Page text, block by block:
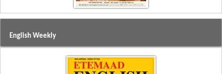
English Weekly